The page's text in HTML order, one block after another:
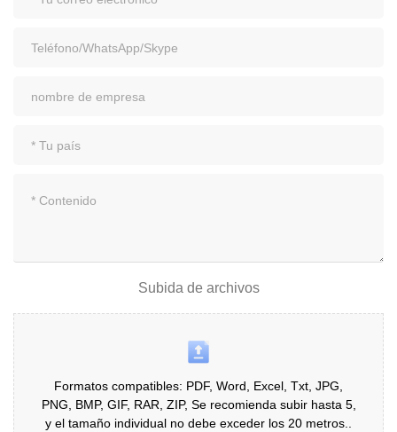
Subida de archivos
Formatos compatibles: PDF, Word, Excel, Txt, JPG,
PNG, BMP, GIF, RAR, ZIP, Se recomienda subir hasta 5,
y el tamaño individual no debe exceder los 20 metros..